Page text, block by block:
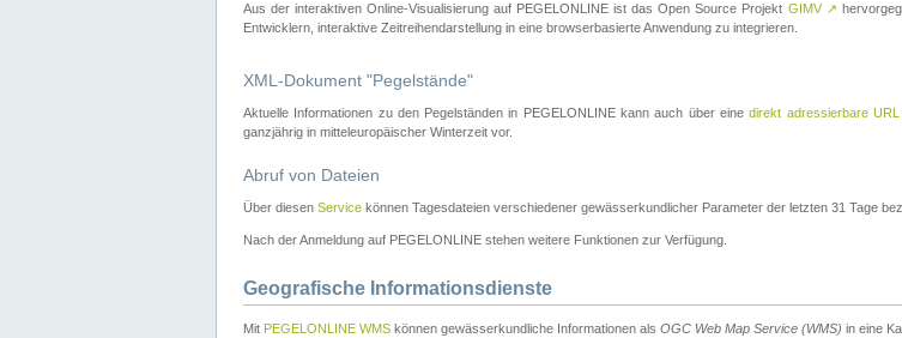
Aus der interaktiven Online-Visualisierung auf PEGELONLINE ist das Open Source Projekt GIMV ↗
Entwicklern, interaktive Zeitreihendarstellung in eine browserbasierte Anwendung zu integrieren.
XML-Dokument "Pegelstände"
Aktuelle Informationen zu den Pegelständen in PEGELONLINE kann auch über einedirekt adressierbare URL
ganzjährig in mitteleuropäischer Winterzeit vor.
Abruf von Dateien
Über diesen Service können Tagesdateien verschiedener gewässerkundlicher Parameter der letzten 31 Tage
Nach der Anmeldung auf PEGELONLINE stehen weitere Funktionen zur Verfügung.
Geografische Informationsdienste
Mit PEGELONLINE WMS können gewässerkundliche Informationen als OGC Web Map Service (WMS) in eine